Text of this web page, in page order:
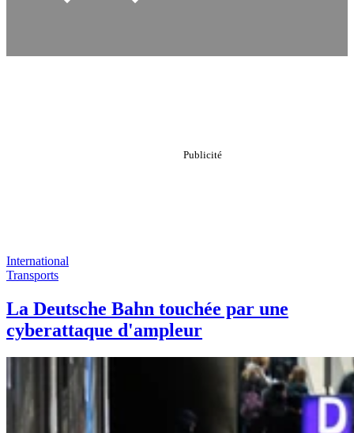
International
Transports
La Deutsche Bahn touchée par une
cyberattaque d'ampleur